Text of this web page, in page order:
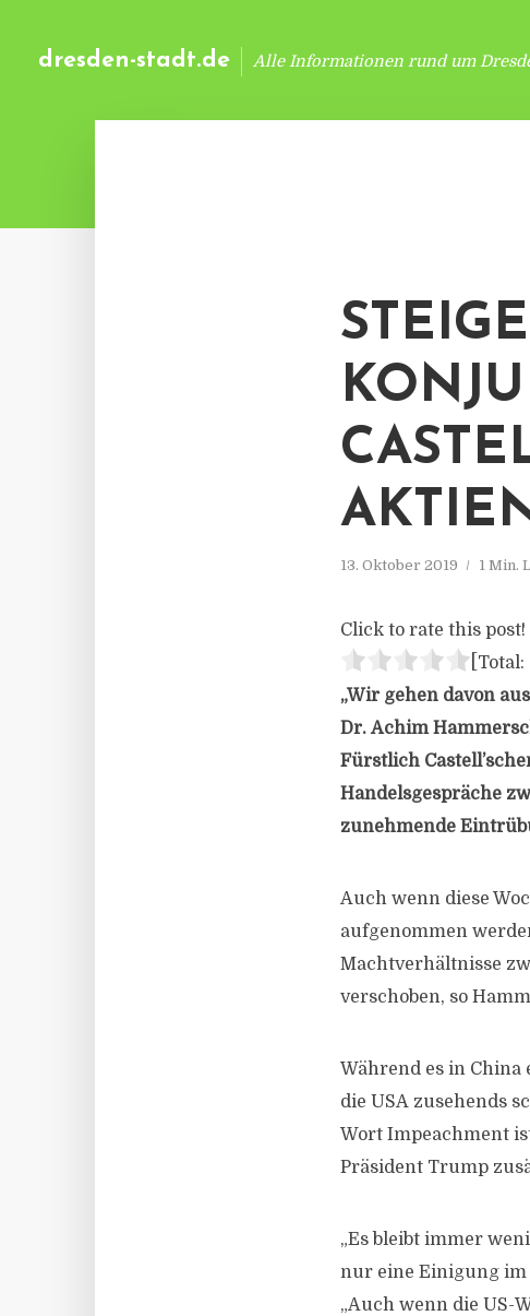
dresden-stadt.de Alle Informationen rund um
13. Oktober 2019 1 Min.
Click to rate this post!
[Total:
„Wir gehen davon
Dr. Achim
Fürstlich
Handelsgespräche
zunehmende
Auch wenn diese
aufgenommen
Machtverhältnisse
verschoben, so
Während es in
die USA zusehends
Wort Impeachment
Präsident Trump
„Es bleibt immer
nur eine Einigung im
„Auch wenn die US-